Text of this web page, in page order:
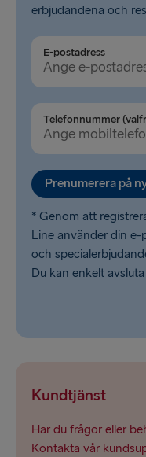
erbjudandena och
E-postadress
Telefonnummer
Prenumerera på
* Genom att
Line använder din
och
Du kan enkelt
Kundtjänst
Har du frågor eller
Kontakta vår